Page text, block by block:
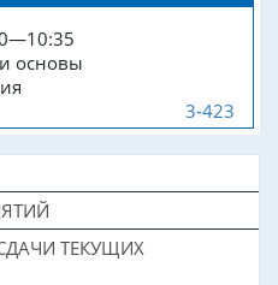
основы
3-423
ТЕКУЩИХ